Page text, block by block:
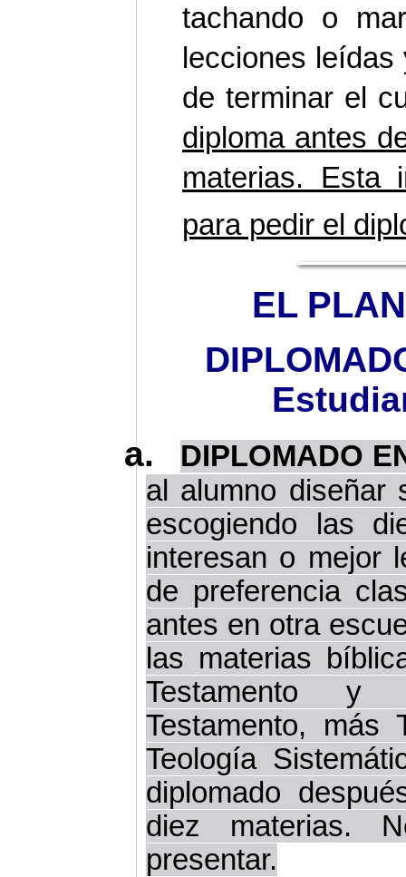
tachando o
lecciones
de terminar el
diploma antes
materias. Esta
para pedir el
EL
a.
DIPLOMADO
al alumno diseñar
escogiendo las
interesan o mejor
de preferencia
antes en otra
las materias
Testamento y
Testamento, más
Teología
diplomado
diez materias.
presentar.